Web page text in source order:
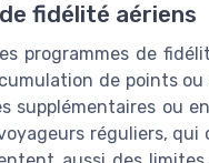
fidélité aériens
programmes de
de points
supplémentaires ou
réguliers, qui